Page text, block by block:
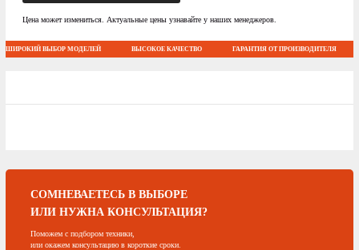
Цена может измениться. Актуальные цены узнавайте у наших менеджеров.
ШИРОКИЙ ВЫБОР МОДЕЛЕЙ ВЫСОКОЕ КАЧЕСТВО ГАРАНТИЯ ОТ ПРОИЗВОДИТЕЛЯ
СОМНЕВАЕТЕСЬ В ВЫБОРЕ
ИЛИ НУЖНА КОНСУЛЬТАЦИЯ?
Поможем с подбором техники,
или окажем консультацию в короткие сроки.